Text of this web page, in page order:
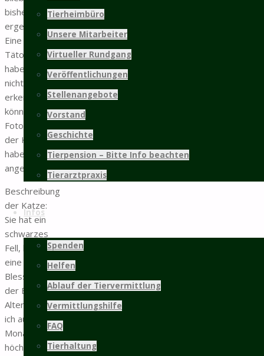
Tierheimbüro
Unsere Mitarbeiter
Virtueller Rundgang
Veröffentlichungen
Stellenangebote
Vorstand
Geschichte
Tierpension – Bitte Info beachten
Tierarztpraxis
Infos
Spenden
Helfen
Ablauf der Tiervermittlung
Vermittlungshilfe
FAQ
Tierhaltung
bisher
ergebnislos.
Eine
Tätowierung
haben wir
nicht
erkennen
können. 2
Fotos von
der Katze
habe ich
angefügt.
Beschreibung
der Katze:
Sie hat ein
schwarzes
Fell, bis auf
eine weiße
Blesse auf
der Brust. Ihr
Alter würde
ich auf 9
Monate,
höchstens 1